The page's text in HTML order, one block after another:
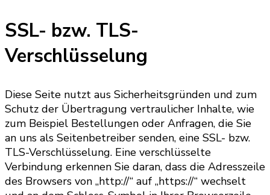
SSL- bzw. TLS-
Verschlüsselung
Diese Seite nutzt aus Sicherheitsgründen und zum
Schutz der Übertragung vertraulicher Inhalte, wie
zum Beispiel Bestellungen oder Anfragen, die Sie
an uns als Seitenbetreiber senden, eine SSL- bzw.
TLS-Verschlüsselung. Eine verschlüsselte
Verbindung erkennen Sie daran, dass die Adresszeile
des Browsers von „http://“ auf „https://“ wechselt